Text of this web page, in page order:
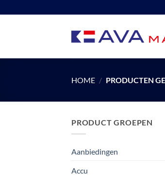
naar
HOME / PRODUCTEN
PRODUCT GROEPEN
Aanbiedingen
Accu